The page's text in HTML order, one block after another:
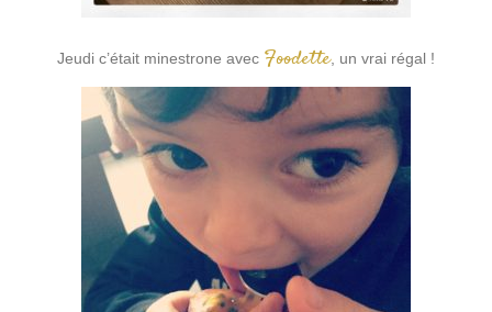
Jeudi c’était minestrone avec Foodette, un vrai régal !